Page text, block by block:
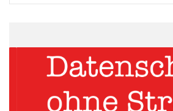
dass sie die Kraft zur
zuversichtlich. „Am klaren Bekenntnis
zur Region mit bundesweiter
jedenfalls nicht gerüttelt.“